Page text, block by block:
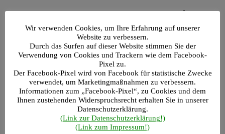
hat er
zahlreiche Artikel, auch in ärztlichen
Fachzeitschriften, veröffentlicht. Er ist seit
vielen Jahrzehnten aktiver Kraftsportler, hat
fast alle Trainingsmethoden selbst erprobt
und ist in Topform.
Profitiere jetzt von seinem Know-How!
Wir verwenden Cookies, um Ihre Erfahrung auf unserer
Website zu verbessern.
Durch das Surfen auf dieser Website stimmen Sie der
Verwendung von Cookies und Trackern wie dem Facebook-
Pixel zu.
Der Facebook-Pixel wird von Facebook für statistische Zwecke
verwendet, um Marketingmaßnahmen zu verbessern.
Informationen zum „Facebook-Pixel“, zu Cookies und dem
Ihnen zustehenden Widerspruchsrecht erhalten Sie in unserer
Datenschutzerklärung.
(Link zur Datenschutzerklärung!)
(Link zum Impressum!)